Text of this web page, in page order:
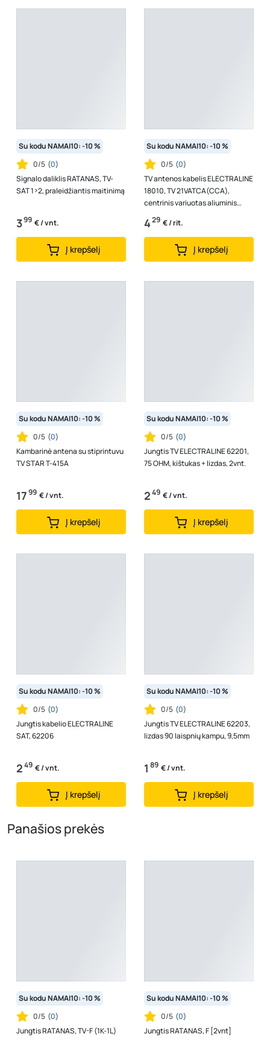
Su kodu NAMAI10: -10 %
0/5 (0)
Signalo daliklis RATANAS, TV-
SAT 1>2, praleidžiantis maitinimą
399 € / vnt.
Į krepšelį
Su kodu NAMAI10: -10 %
0/5 (0)
TV antenos kabelis ELECTRALINE
18010, TV 21VATCA(CCA),
centrinis variuotas aliuminis
laidininkas, baltos spalvos, (rul
1...
429 € / rit.
Į krepšelį
Su kodu NAMAI10: -10 %
0/5 (0)
Kambarinė antena su stiprintuvu
TV STAR T-415A
1799 € / vnt.
Į krepšelį
Su kodu NAMAI10: -10 %
0/5 (0)
Jungtis TV ELECTRALINE 62201,
75 OHM, kištukas + lizdas, 2vnt.
249 € / vnt.
Į krepšelį
Su kodu NAMAI10: -10 %
0/5 (0)
Jungtis kabelio ELECTRALINE
SAT, 62206
249 € / vnt.
Į krepšelį
Su kodu NAMAI10: -10 %
0/5 (0)
Jungtis TV ELECTRALINE 62203,
lizdas 90 laispnių kampu, 9,5mm
1 89 € / vnt.
Į krepšelį
Panašios prekės
Su kodu NAMAI10: -10 %
0/5 (0)
Jungtis RATANAS, TV-F (1K-1L)
Su kodu NAMAI10: -10 %
0/5 (0)
Jungtis RATANAS, F [2vnt]